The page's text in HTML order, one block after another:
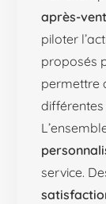
après-
piloter
proposés
permettre
différentes
service.